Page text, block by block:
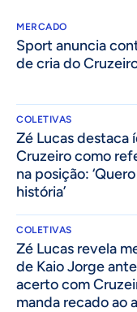
MERCADO
Sport anuncia
de cria do
COLETIVAS
Zé Lucas destaca
Cruzeiro como
na posição:
história’
COLETIVAS
Zé Lucas revela
de Kaio Jorge
acerto com
manda recado ao